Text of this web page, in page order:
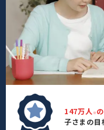
147万人 ※
子さまの目